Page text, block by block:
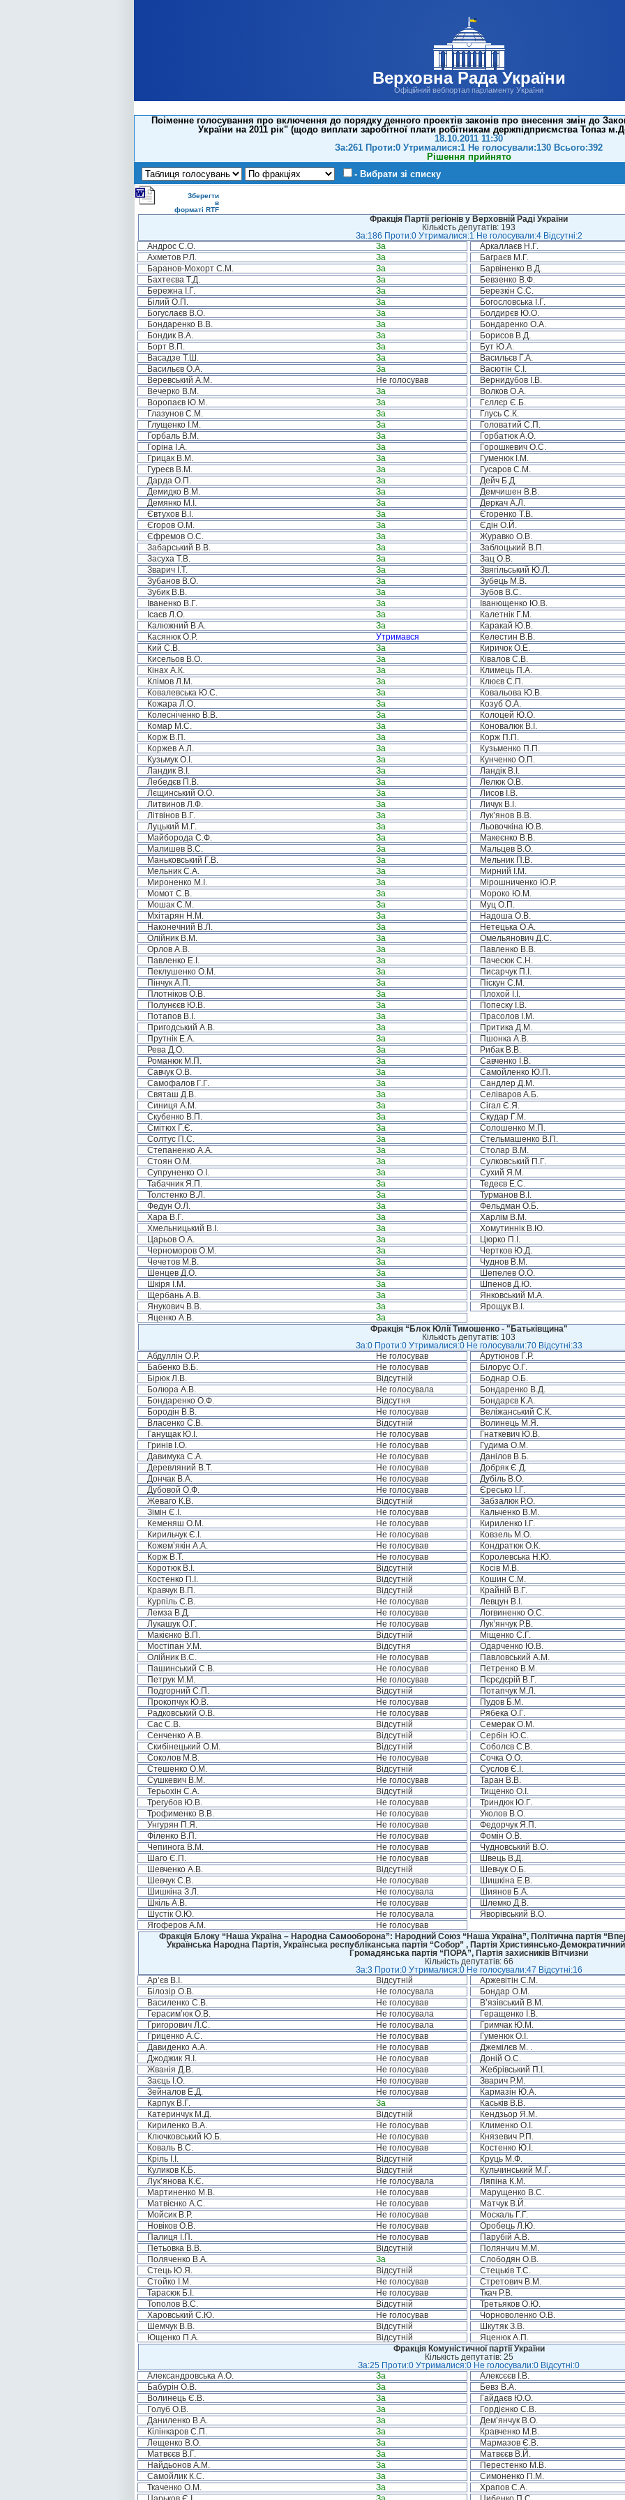
Верховна Рада України
Офіційний вебпортал парламенту України
Поіменне голосування про включення до порядку денного проектів законів про внесення змін до
України на 2011 рік" (щодо виплати заробітної плати робітникам держпідприємства Топаз
18.10.2011 11:30
За:261 Проти:0 Утрималися:1 Не голосували:130 Всього:392
Рішення прийнято
- Вибрати зі списку
Зберегти
в
форматі RTF
Фракція Партії регіонів у Верховній Раді України
Кількість депутатів: 193
За:186 Проти:0 Утрималися:1 Не голосували:4 Відсутні:2
Андрос С.О.
За Аркаллаєв Н.Г.
Ахметов Р.Л.
За Баграєв М.Г.
Баранов-Мохорт С.М.
За Барвіненко В.Д.
Бахтеєва Т.Д.
За Бевзенко В.Ф.
Бережна І.Г.
За Березкін С.С.
Білий О.П.
За Богословська І.Г.
Богуслаєв В.О.
За Болдирєв Ю.О.
Бондаренко В.В.
За Бондаренко О.А.
Бондик В.А.
За Борисов В.Д.
Борт В.П.
За Бут Ю.А.
Васадзе Т.Ш.
За Васильєв Г.А.
Васильєв О.А.
За Васютін С.І.
Веревський А.М.
Не голосував Вернидубов І.В.
Вечерко В.М.
За Волков О.А.
Воропаєв Ю.М.
За Гєллєр Є.Б.
Глазунов С.М.
За Глусь С.К.
Глущенко І.М.
За Головатий С.П.
Горбаль В.М.
За Горбатюк А.О.
Горіна І.А.
За Горошкевич О.С.
Грицак В.М.
За Гуменюк І.М.
Гуреєв В.М.
За Гусаров С.М.
Дарда О.П.
За Дейч Б.Д.
Демидко В.М.
За Демчишен В.В.
Демянко М.І.
За Деркач А.Л.
Євтухов В.І.
За Єгоренко Т.В.
Єгоров О.М.
За Єдін О.Й.
Єфремов О.С.
За Журавко О.В.
Забарський В.В.
За Заблоцький В.П.
Засуха Т.В.
За Зац О.В.
Зварич І.Т.
За Звягільський Ю.Л.
Зубанов В.О.
За Зубець М.В.
Зубик В.В.
За Зубов В.С.
Іваненко В.Г.
За Іванющенко Ю.В.
Ісаєв Л.О.
За Калетнік Г.М.
Калюжний В.А.
За Каракай Ю.В.
Касянюк О.Р.
Утримався Келестин В.В.
Кий С.В.
За Киричок О.Е.
Кисельов В.О.
За Ківалов С.В.
Кінах А.К.
За Климець П.А.
Клімов Л.М.
За Клюєв С.П.
Ковалевська Ю.С.
За Ковальова Ю.В.
Кожара Л.О.
За Козуб О.А.
Колесніченко В.В.
За Колоцей Ю.О.
Комар М.С.
За Коновалюк В.І.
Корж В.П.
За Корж П.П.
Коржев А.Л.
За Кузьменко П.П.
Кузьмук О.І.
За Кунченко О.П.
Ландик В.І.
За Ландік В.І.
Лебедєв П.В.
За Лелюк О.В.
Лєщинський О.О.
За Лисов І.В.
Литвинов Л.Ф.
За Личук В.І.
Літвінов В.Г.
За Лук’янов В.В.
Луцький М.Г.
За Льовочкіна Ю.В.
Майборода С.Ф.
За Макеєнко В.В.
Малишев В.С.
За Мальцев В.О.
Маньковський Г.В.
За Мельник П.В.
Мельник С.А.
За Мирний І.М.
Мироненко М.І.
За Мірошниченко Ю.Р.
Момот С.В.
За Мороко Ю.М.
Мошак С.М.
За Муц О.П.
Мхітарян Н.М.
За Надоша О.В.
Наконечний В.Л.
За Нетецька О.А.
Олійник В.М.
За Омельянович Д.С.
Орлов А.В.
За Павленко В.В.
Павленко Е.І.
За Пачесюк С.Н.
Пеклушенко О.М.
За Писарчук П.І.
Пінчук А.П.
За Піскун С.М.
Плотніков О.В.
За Плохой І.І.
Полунєєв Ю.В.
За Попеску І.В.
Потапов В.І.
За Прасолов І.М.
Пригодський А.В.
За Притика Д.М.
Прутнік Е.А.
За Пшонка А.В.
Рева Д.О.
За Рибак В.В.
Романюк М.П.
За Савченко І.В.
Савчук О.В.
За Самойленко Ю.П.
Самофалов Г.Г.
За Сандлер Д.М.
Святаш Д.В.
За Селіваров А.Б.
Синиця А.М.
За Сігал Є.Я.
Скубенко В.П.
За Скудар Г.М.
Смітюх Г.Є.
За Солошенко М.П.
Солтус П.С.
За Стельмашенко В.П.
Степаненко А.А.
За Столар В.М.
Стоян О.М.
За Сулковський П.Г.
Супруненко О.І.
За Сухий Я.М.
Табачник Я.П.
За Тедеєв Е.С.
Толстенко В.Л.
За Турманов В.І.
Федун О.Л.
За Фельдман О.Б.
Хара В.Г.
За Харлім В.М.
Хмельницький В.І.
За Хомутиннік В.Ю.
Царьов О.А.
За Цюрко П.І.
Черноморов О.М.
За Чертков Ю.Д.
Чечетов М.В.
За Чуднов В.М.
Шенцев Д.О.
За Шепелев О.О.
Шкіря І.М.
За Шпенов Д.Ю.
Щербань А.В.
За Янковський М.А.
Янукович В.В.
За Ярощук В.І.
Яценко А.В.
За
Фракція “Блок Юлії Тимошенко - "Батьківщина"
Кількість депутатів: 103
За:0 Проти:0 Утрималися:0 Не голосували:70 Відсутні:33
Абдуллін О.Р.
Не голосував Арутюнов Г.Р.
Бабенко В.Б.
Не голосував Білорус О.Г.
Бірюк Л.В.
Відсутній Боднар О.Б.
Болюра А.В.
Не голосувала Бондаренко В.Д.
Бондаренко О.Ф.
Відсутня Бондарєв К.А.
Бородін В.В.
Не голосував Веліжанський С.К.
Власенко С.В.
Відсутній Волинець М.Я.
Ганущак Ю.І.
Не голосував Гнаткевич Ю.В.
Гринів І.О.
Не голосував Гудима О.М.
Давимука С.А.
Не голосував Данілов В.Б.
Деревляний В.Т.
Не голосував Добряк Є.Д.
Дончак В.А.
Не голосував Дубіль В.О.
Дубовой О.Ф.
Не голосував Єресько І.Г.
Жеваго К.В.
Відсутній Забзалюк Р.О.
Зімін Є.І.
Не голосував Кальченко В.М.
Кеменяш О.М.
Не голосував Кириленко І.Г.
Кирильчук Є.І.
Не голосував Ковзель М.О.
Кожем’якін А.А.
Не голосував Кондратюк О.К.
Корж В.Т.
Не голосував Королевська Н.Ю.
Коротюк В.І.
Відсутній Косів М.В.
Костенко П.І.
Відсутній Кошин С.М.
Кравчук В.П.
Відсутній Крайній В.Г.
Курпіль С.В.
Не голосував Левцун В.І.
Лемза В.Д.
Не голосував Логвиненко О.С.
Лукашук О.Г.
Не голосував Лук’янчук Р.В.
Макієнко В.П.
Відсутній Міщенко С.Г.
Мостіпан У.М.
Відсутня Одарченко Ю.В.
Олійник В.С.
Не голосував Павловський А.М.
Пашинський С.В.
Не голосував Петренко В.М.
Петрук М.М.
Не голосував Пєрєдєрій В.Г.
Подгорний С.П.
Відсутній Потапчук М.Л.
Прокопчук Ю.В.
Не голосував Пудов Б.М.
Радковський О.В.
Не голосував Рябека О.Г.
Сас С.В.
Відсутній Семерак О.М.
Сенченко А.В.
Відсутній Сербін Ю.С.
Скибінецький О.М.
Відсутній Соболєв С.В.
Соколов М.В.
Не голосував Сочка О.О.
Стешенко О.М.
Відсутній Суслов Є.І.
Сушкевич В.М.
Не голосував Таран В.В.
Терьохін С.А.
Відсутній Тищенко О.І.
Трегубов Ю.В.
Не голосував Триндюк Ю.Г.
Трофименко В.В.
Не голосував Уколов В.О.
Унгурян П.Я.
Не голосував Федорчук Я.П.
Філенко В.П.
Не голосував Фомін О.В.
Чепинога В.М.
Не голосував Чудновський В.О.
Шаго Є.П.
Не голосував Швець В.Д.
Шевченко А.В.
Відсутній Шевчук О.Б.
Шевчук С.В.
Не голосував Шишкіна Е.В.
Шишкіна З.Л.
Не голосувала Шиянов Б.А.
Шкіль А.В.
Не голосував Шлемко Д.В.
Шустік О.Ю.
Не голосувала Яворівський В.О.
Ягоферов А.М.
Не голосував
Фракція Блоку “Наша Україна – Народна Самооборона”: Народний Союз “Наша Україна”, Політична партія
Українська Народна Партія, Українська республіканська партія “Собор” , Партія Християнсько-
Громадянська партія “ПОРА”, Партія захисників Вітчизни
Кількість депутатів: 66
За:3 Проти:0 Утрималися:0 Не голосували:47 Відсутні:16
Ар’єв В.І.
Відсутній Аржевітін С.М.
Білозір О.В.
Не голосувала Бондар О.М.
Василенко С.В.
Не голосував В’язівський В.М.
Герасим’юк О.В.
Не голосувала Геращенко І.В.
Григорович Л.С.
Не голосувала Гримчак Ю.М.
Гриценко А.С.
Не голосував Гуменюк О.І.
Давиденко А.А.
Не голосував Джемілєв М. .
Джоджик Я.І.
Не голосував Доній О.С.
Жванія Д.В.
Не голосував Жебрівський П.І.
Заєць І.О.
Не голосував Зварич Р.М.
Зейналов Е.Д.
Не голосував Кармазін Ю.А.
Карпук В.Г.
За Каськів В.В.
Катеринчук М.Д.
Відсутній Кендзьор Я.М.
Кириленко В.А.
Не голосував Клименко О.І.
Ключковський Ю.Б.
Не голосував Князевич Р.П.
Коваль В.С.
Не голосував Костенко Ю.І.
Кріль І.І.
Відсутній Круць М.Ф.
Куликов К.Б.
Відсутній Кульчинський М.Г.
Лук’янова К.Є.
Не голосувала Ляпіна К.М.
Мартиненко М.В.
Не голосував Марущенко В.С.
Матвієнко А.С.
Не голосував Матчук В.Й.
Мойсик В.Р.
Не голосував Москаль Г.Г.
Новіков О.В.
Не голосував Оробець Л.Ю.
Палиця І.П.
Не голосував Парубій А.В.
Петьовка В.В.
Відсутній Полянчич М.М.
Поляченко В.А.
За Слободян О.В.
Стець Ю.Я.
Відсутній Стецьків Т.С.
Стойко І.М.
Не голосував Стретович В.М.
Тарасюк Б.І.
Не голосував Ткач Р.В.
Тополов В.С.
Відсутній Третьяков О.Ю.
Харовський С.Ю.
Не голосував Чорноволенко О.В.
Шемчук В.В.
Відсутній Шкутяк З.В.
Ющенко П.А.
Відсутній Яценюк А.П.
Фракція Комуністичної партії України
Кількість депутатів: 25
За:25 Проти:0 Утрималися:0 Не голосували:0 Відсутні:0
Александровська А.О.
За Алексєєв І.В.
Бабурін О.В.
За Бевз В.А.
Волинець Є.В.
За Гайдаєв Ю.О.
Голуб О.В.
За Гордієнко С.В.
Даниленко В.А.
За Дем’янчук В.О.
Кілінкаров С.П.
За Кравченко М.В.
Лещенко В.О.
За Мармазов Є.В.
Матвєєв В.Г.
За Матвєєв В.Й.
Найдьонов А.М.
За Перестенко М.В.
Самойлик К.С.
За Симоненко П.М.
Ткаченко О.М.
За Храпов С.А.